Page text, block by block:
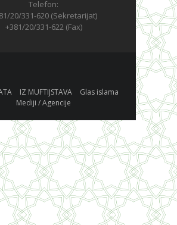
Telefon:
20/331-620 (Sekretarijat)
+381/20/331-622 (Fax)
IZ MUFTIJSTAVA
Glas islama
Mediji / Agencije